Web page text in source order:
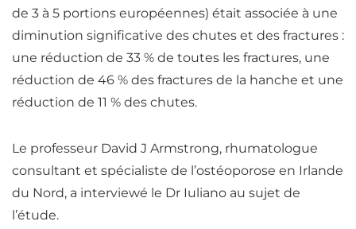
de 3 à 5 portions européennes) était associée à une
diminution significative des chutes et des fractures :
une réduction de 33 % de toutes les fractures, une
réduction de 46 % des fractures de la hanche et une
réduction de 11 % des chutes.
Le professeur David J Armstrong, rhumatologue
consultant et spécialiste de l’ostéoporose en Irlande
du Nord, a interviewé le Dr Iuliano au sujet de
l’étude.